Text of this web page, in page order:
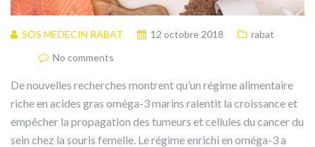
SOS MEDECIN RABAT 12 octobre 2018
rabat
No comments
De nouvelles recherches montrent qu’un régime alimentaire
riche en acides gras oméga-3 marins ralentit la croissance et
empêcher la propagation des tumeurs et cellules du cancer du
sein chez la souris femelle. Le régime enrichi en oméga-3 a